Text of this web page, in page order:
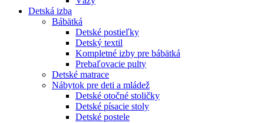
Detská izba
Bábätká
Detské postieľky
Detský textil
Kompletné izby pre bábätká
Prebaľovacie pulty
Detské matrace
Nábytok pre deti a mládež
Detské otočné stoličky
Detské písacie stoly
Detské postele